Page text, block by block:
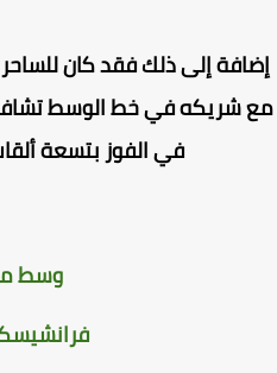
إلى ذلك فقد كان للساحر
شريكه في خط الوسط تشافي
في الفوز بتسعة
وسط